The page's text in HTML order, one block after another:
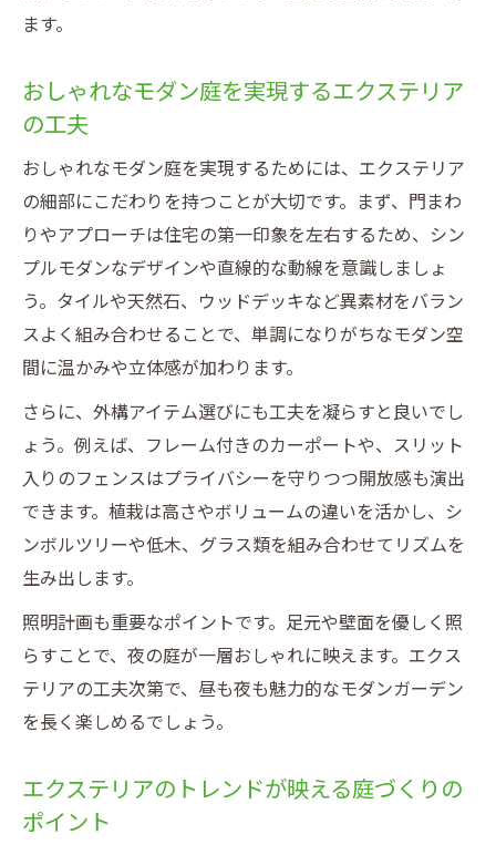
ます。
おしゃれなモダン庭を実現するエクステリア
の工夫
おしゃれなモダン庭を実現するためには、エクステリア
の細部にこだわりを持つことが大切です。まず、門まわ
りやアプローチは住宅の第一印象を左右するため、シン
プルモダンなデザインや直線的な動線を意識しましょ
う。タイルや天然石、ウッドデッキなど異素材をバラン
スよく組み合わせることで、単調になりがちなモダン空
間に温かみや立体感が加わります。
さらに、外構アイテム選びにも工夫を凝らすと良いでし
ょう。例えば、フレーム付きのカーポートや、スリット
入りのフェンスはプライバシーを守りつつ開放感も演出
できます。植栽は高さやボリュームの違いを活かし、シ
ンボルツリーや低木、グラス類を組み合わせてリズムを
生み出します。
照明計画も重要なポイントです。足元や壁面を優しく照
らすことで、夜の庭が一層おしゃれに映えます。エクス
テリアの工夫次第で、昼も夜も魅力的なモダンガーデン
を長く楽しめるでしょう。
エクステリアのトレンドが映える庭づくりの
ポイント